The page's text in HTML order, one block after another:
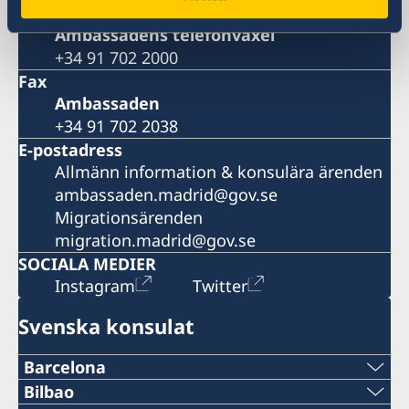
Telefonnummer
Ambassadens telefonväxel
+34 91 702 2000
Fax
Ambassaden
+34 91 702 2038
E-postadress
Allmänn information & konsulära ärenden
ambassaden.madrid@gov.se
Migrationsärenden
migration.madrid@gov.se
SOCIALA MEDIER
Instagram
Twitter
Svenska konsulat
Barcelona
Telefon
Bilbao